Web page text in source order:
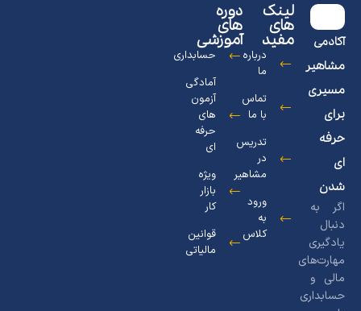
آکادمی
مشاهیر
مسیری
برای
حرفه
ای
شدن
اگر به
دنبال
یادگیری
مهارت‌های
مالی و
حسابداری
لینک
های
مفید
درباره
ما
تماس
با ما
تدریس
در
مشاهیر
ورود
به
کلاس
دوره
های
آموزشی
حسابداری
آمادگی
آزمون
های
حرفه
ای
ویژه
بازار
کار
قوانین
مالیاتی